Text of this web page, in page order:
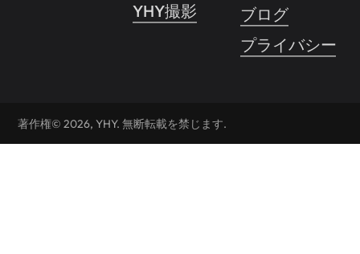
YHY撮影
ブログ
プライバシーポ
著作権© 2026, YHY. 無断転載を禁じます.